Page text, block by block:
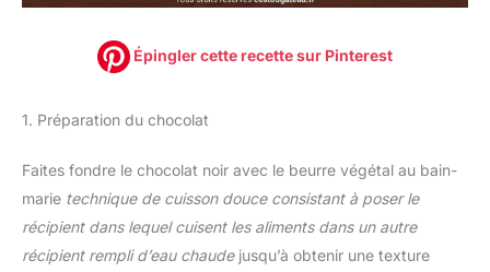
Épingler cette recette sur Pinterest
1. Préparation du chocolat
Faites fondre le chocolat noir avec le beurre végétal au bain-
marie technique de cuisson douce consistant à poser le
récipient dans lequel cuisent les aliments dans un autre
récipient rempli d’eau chaudejusqu’à obtenir une texture